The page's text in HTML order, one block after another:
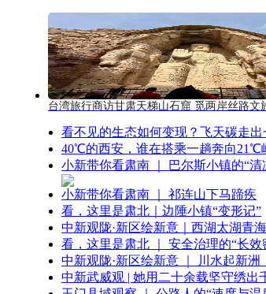
台湾旅行商访甘肃天梯山石窟 觅两岸丝路文
看不见的生态如何变现？飞天碳走出
40℃的西安，谁在搭乘一趟奔向21℃
小新带你看肃南 ｜ 巴尔斯小镇的“清
小新带你看肃南 ｜ 祁连山下马蹄疾
看，这里是肃北｜边陲小镇“变形记”
中新观陇·新区绘新意｜西湖太湖青
看，这里是肃北 ｜ 安全治理的“长效
中新观陇·新区绘新意 ｜ 川水起新洲
中新武威观 | 她用二十余载坚守绣出